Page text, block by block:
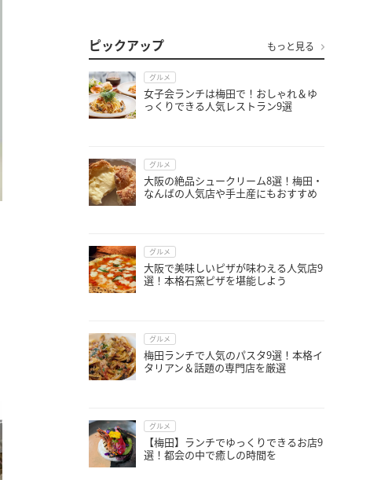
ピックアップ もっと見る
グルメ
女子会ランチは梅田で！おしゃれ＆ゆ
っくりできる人気レストラン9選
グルメ
大阪の絶品シュークリーム8選！梅田・
なんばの人気店や手土産にもおすすめ
グルメ
大阪で美味しいピザが味わえる人気店9
選！本格石窯ピザを堪能しよう
グルメ
梅田ランチで人気のパスタ9選！本格イ
タリアン＆話題の専門店を厳選
グルメ
【梅田】ランチでゆっくりできるお店9
選！都会の中で癒しの時間を